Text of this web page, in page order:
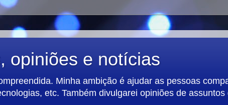
opiniões e notícias
Minha ambição é ajudar as pessoas
etc. Também divulgarei opiniões de